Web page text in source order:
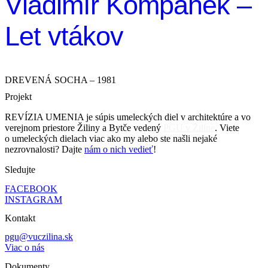
Let vtákov
DREVENÁ SOCHA – 1981
Projekt
REVÍZIA UMENIA je súpis umeleckých diel v architektúre a vo
verejnom priestore Žiliny a Bytče vedený
. Viete
o umeleckých dielach viac ako my alebo ste našli nejaké
nezrovnalosti? Dajte nám o nich vedieť!
Sledujte
FACEBOOK
INSTAGRAM
Kontakt
pgu@vuczilina.sk
Viac o nás